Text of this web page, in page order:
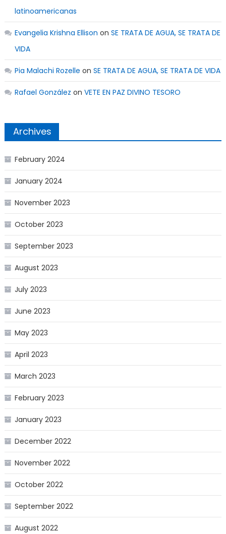
latinoamericanas
Evangelia Krishna Ellison on SE TRATA DE AGUA, SE TRATA DE
VIDA
Pia Malachi Rozelle on SE TRATA DE AGUA, SE TRATA DE VIDA
Rafael González on VETE EN PAZ DIVINO TESORO
Archives
February 2024
January 2024
November 2023
October 2023
September 2023
August 2023
July 2023
June 2023
May 2023
April 2023
March 2023
February 2023
January 2023
December 2022
November 2022
October 2022
September 2022
August 2022